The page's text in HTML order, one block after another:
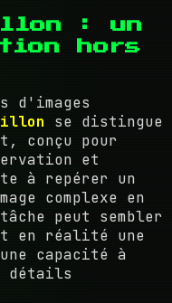
: un
hors
d'images
se distingue
conçu pour
et
à repérer un
complexe en
peut sembler
en réalité une
capacité à
détails